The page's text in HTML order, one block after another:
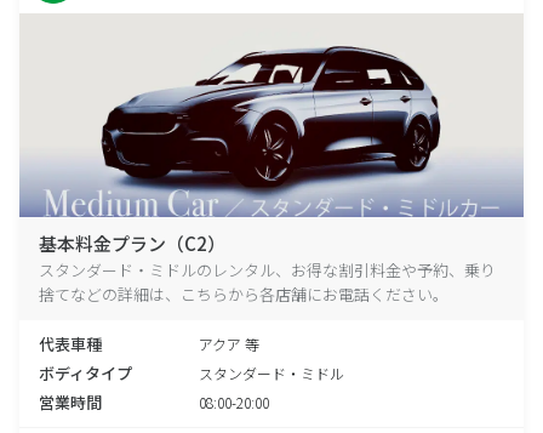
基本料金プラン（C2）
スタンダード・ミドルのレンタル、お得な割引料金や予約、乗り
捨てなどの詳細は、こちらから各店舗にお電話ください。
代表車種 アクア 等
ボディタイプ スタンダード・ミドル
営業時間 08:00-20:00